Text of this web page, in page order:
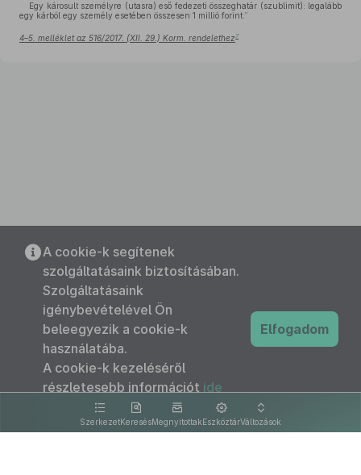
Egy károsult személyre (utasra) eső fedezeti összeghatár (szublimit): legalább
egy kárból egy személy esetében összesen 1 millió forint.”
4–5. melléklet az 516/2017. (XII. 29.) Korm. rendelethez7
SzerkezetKeresésMegnyitottakEszköztárVáltozások
A cookie-k segítenek
szolgáltatásaink biztosításában.
Szolgáltatásaink
igénybevételével Ön
beleegyezik a cookie-k
használatába.
A cookie-k kezeléséről
részletesebb információt ide
kattintva olvashat.
Elfogadom